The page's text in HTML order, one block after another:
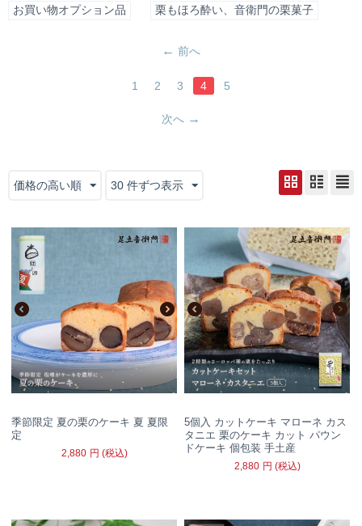
お買い物オプション品 栗もほろ酔い、音衛門の栗菓子
前へ
1 2 3 4 5
次へ
価格の高い順 30 件ずつ表示
季節限定 夏の栗のケーキ 夏 夏限
定
2,880 円 (税込)
5個入 カットケーキ マローネ カス
タニエ 栗のケーキ カット パウン
ドケーキ 個包装 手土産
2,880 円 (税込)